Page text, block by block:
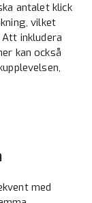
antalet klick
vilket
inkludera
kan också
med